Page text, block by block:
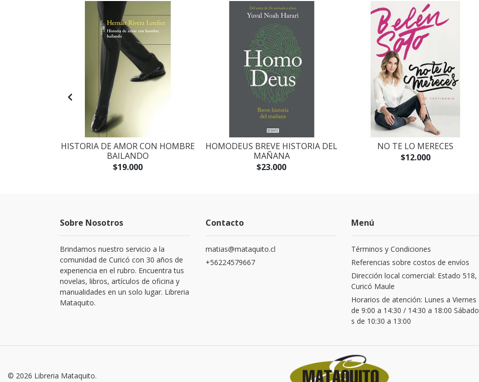
HISTORIA DE AMOR CON HOMBRE
BAILANDO
$19.000
HOMODEUS BREVE HISTORIA DEL
MAÑANA
$23.000
NO TE LO MERECES
$12.000
Sobre Nosotros
Brindamos nuestro servicio a la
comunidad de Curicó con 30 años de
experiencia en el rubro. Encuentra tus
novelas, libros, artículos de oficina y
manualidades en un solo lugar. Libreria
Mataquito.
Contacto
matias@mataquito.cl
+56224579667
Menú
Términos y Condiciones
Referencias sobre costos de envíos
Dirección local comercial: Estado 518,
Curicó Maule
Horarios de atención: Lunes a Viernes
de 9:00 a 14:30 / 14:30 a 18:00 Sábado
s de 10:30 a 13:00
© 2026 Libreria Mataquito.